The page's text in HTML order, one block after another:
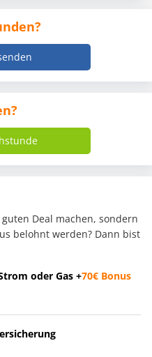
Deal machen, sondern
belohnt werden? Dann bist
oder Gas +70€ Bonus